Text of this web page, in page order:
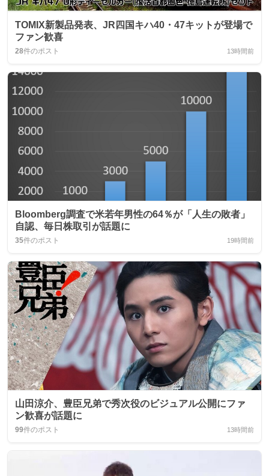
TOMIX新製品発表、JR四国キハ40・47キットが登場で
ファン歓喜
28件のポスト 13時間前
Bloomberg調査で米若年男性の64％が「人生の敗者」
自認、毎日株取引が話題に
35件のポスト 19時間前
山田涼介、豊臣兄弟で秀次役のビジュアル公開にファ
ン歓喜が話題に
99件のポスト 13時間前